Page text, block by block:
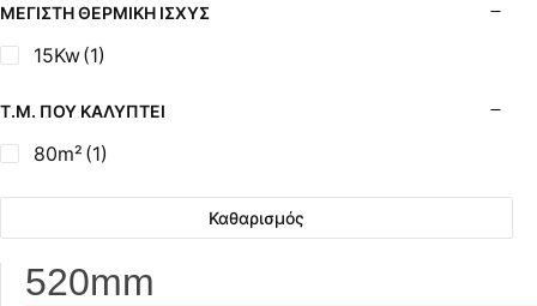
ΜΈΓΙΣΤΗ ΘΕΡΜΙΚΉ ΙΣΧΎΣ
15Kw(1)
Τ.Μ. ΠΟΥ ΚΑΛΎΠΤΕΙ
80m² (1)
Καθαρισμός
520mm